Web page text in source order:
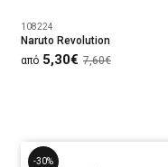
108224
Naruto Revolution
από 5,30€ 7,60€
-30%